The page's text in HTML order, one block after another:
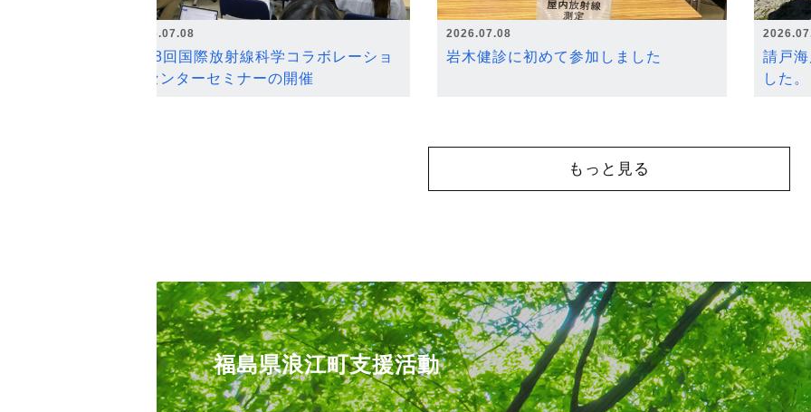
2026.07.08
第18回国際放射線科学コラボレーショ
ンセンターセミナーの開催
2026.07.08
岩木健診に初めて参加しました
請戸
した。
もっと見る
福島県浪江町支援活動